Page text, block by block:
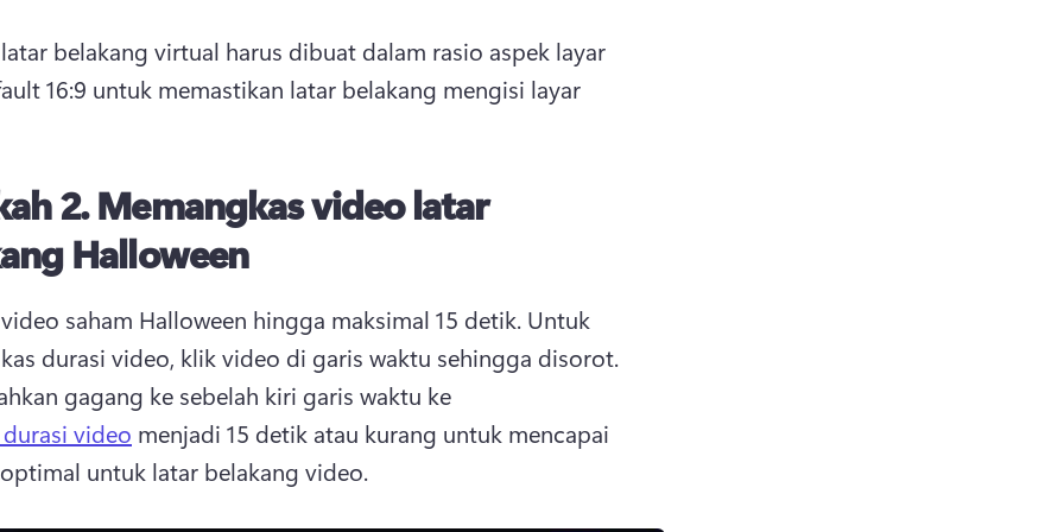
belakang virtual harus dibuat dalam rasio aspek layar
16:9 untuk memastikan latar belakang mengisi layar
2.Memangkas video latar
Halloween
saham Halloween hingga maksimal 15 detik. Untuk
gagang ke sebelah kiri garis waktu ke
video menjadi 15 detik atau kurang untuk mencapai
untuk latar belakang video.